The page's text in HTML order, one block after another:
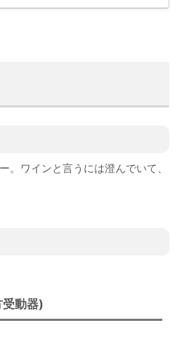
。ワインと言うには澄んでいて、
動器)